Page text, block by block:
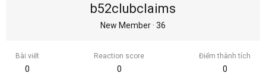
b52clubclaims
New Member· 36
Bài viết
0
Reaction score
0
Điểm thành tích
0